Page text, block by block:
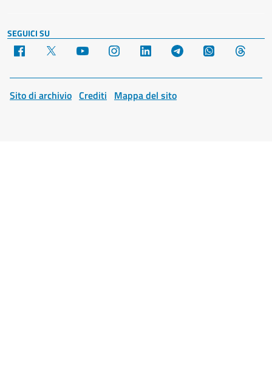
SEGUICI SU
Facebook YouTube Instagram LinkedIn Telegram WhatsApp
Sito di archivio Crediti Mappa del sito